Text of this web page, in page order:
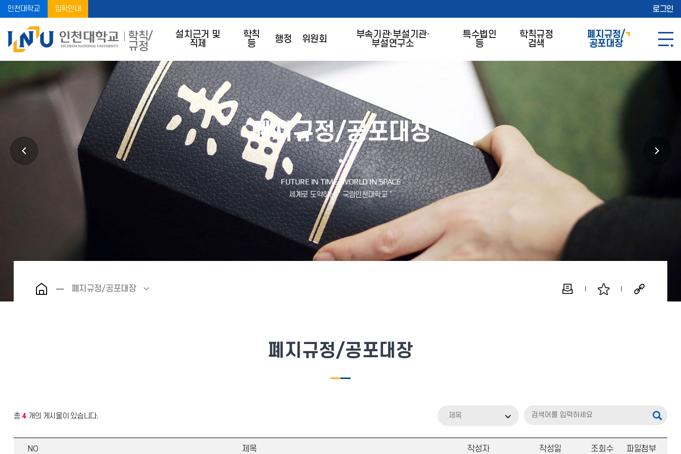
인천대학교 입학안내 로그인
학칙/
규정
설치근거 및
직제
학칙
등
행정 위원회
부속기관·부설기관·
부설연구소
특수법인
등
학칙규정
검색
폐지규정/
공포대장
폐지규정/공포대장
폐지규정/공포대장
폐지규정/공포대장
총 4개의 게시물이 있습니다. 제목
NO 제목 작성자 작성일 조회수 파일첨부